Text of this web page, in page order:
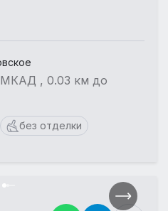
, 0.03 км до
без отделки